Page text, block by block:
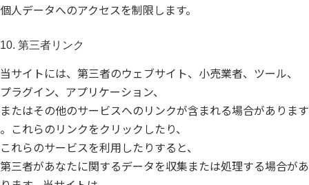
個人データへのアクセスを制限します。
10. 第三者リンク
当サイトには、第三者のウェブサイト、小売業者、ツール、
プラグイン、アプリケーション、
またはその他のサービスへのリンクが含まれる場合があります
。これらのリンクをクリックしたり、
これらのサービスを利用したりすると、
第三者があなたに関するデータを収集または処理する場合があ